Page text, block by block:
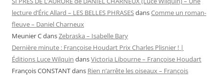
lecture d’Éric Allard – LES BELLES PHRASESdansComme un roman-
fleuve – Daniel Charneux
Meunier CdansZebraska – Isabelle Bary
Dernière minute : Françoise Houdart Prix Charles Plisnier ! |
Éditions Luce Wilquin dansVictoria Libourne – Françoise Houdart
François CONSTANTdans Rien n’arrête les oiseaux – François